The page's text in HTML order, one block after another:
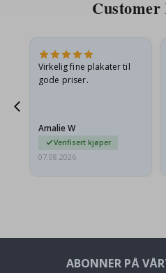
Customer
Virkelig fine plakater til
gode priser.
Amalie W
Verifisert kjøper
07.08.2026
ABONNER PÅ